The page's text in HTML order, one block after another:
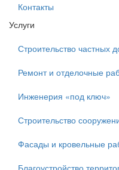
Контакты
Услуги
Строительство частных
Ремонт и отделочные
Инженерия «под ключ»
Строительство
Фасады и кровельные
Благоустройство